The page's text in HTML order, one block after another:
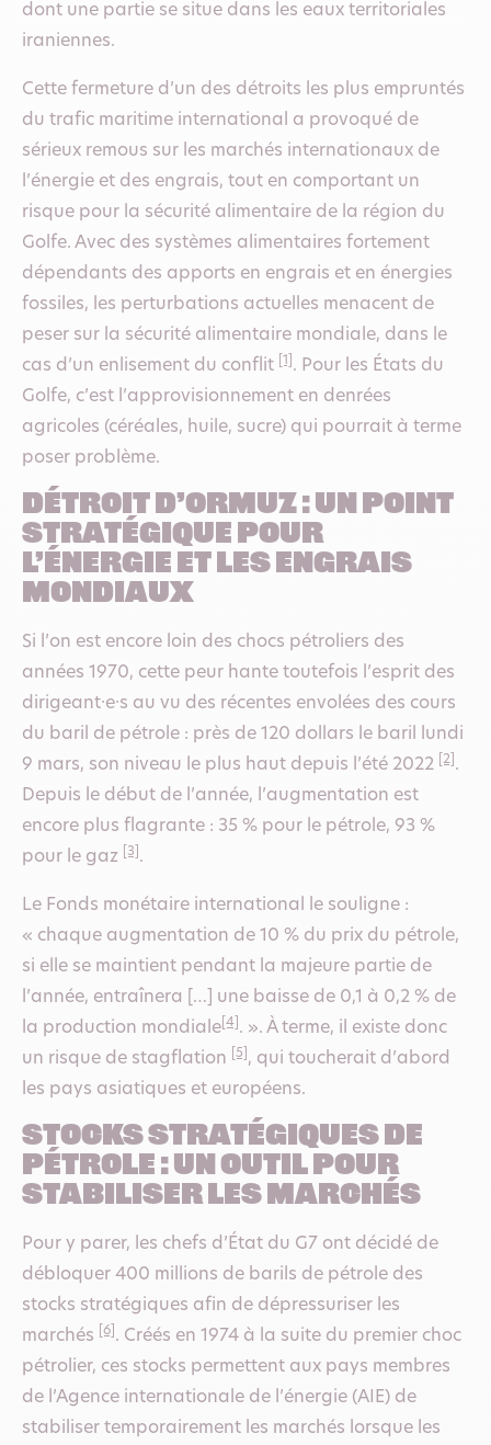
dont une partie se situe dans les eaux territoriales
iraniennes.
Cette fermeture d’un des détroits les plus empruntés
du trafic maritime international a provoqué de
sérieux remous sur les marchés internationaux de
l’énergie et des engrais, tout en comportant un
risque pour la sécurité alimentaire de la région du
Golfe. Avec des systèmes alimentaires fortement
dépendants des apports en engrais et en énergies
fossiles, les perturbations actuelles menacent de
peser sur la sécurité alimentaire mondiale, dans le
cas d’un enlisement du conflit
[1] . Pour les États du
Golfe, c’est l’approvisionnement en denrées
agricoles (céréales, huile, sucre) qui pourrait à terme
poser problème.
Détroit d’Ormuz : un point
stratégique pour
l’énergie et les engrais
mondiaux
Si l’on est encore loin des chocs pétroliers des
années 1970, cette peur hante toutefois l’esprit des
dirigeant·e·s au vu des récentes envolées des cours
du baril de pétrole : près de 120 dollars le baril lundi
9 mars, son niveau le plus haut depuis l’été 2022
[2] .
Depuis le début de l’année, l’augmentation est
encore plus flagrante : 35 % pour le pétrole, 93 %
pour le gaz
[3] .
Le Fonds monétaire international le souligne :
« chaque augmentation de 10 % du prix du pétrole,
si elle se maintient pendant la majeure partie de
l’année, entraînera […] une baisse de 0,1 à 0,2 % de
la production mondiale [4] . ». À terme, il existe donc
un risque de stagflation
[5] , qui toucherait d’abord
les pays asiatiques et européens.
Stocks stratégiques de
pétrole : un outil pour
stabiliser les marchés
Pour y parer, les chefs d’État du G7 ont décidé de
débloquer 400 millions de barils de pétrole des
stocks stratégiques afin de dépressuriser les
marchés
[6] . Créés en 1974 à la suite du premier choc
pétrolier, ces stocks permettent aux pays membres
de l’Agence internationale de l’énergie (AIE) de
stabiliser temporairement les marchés lorsque les